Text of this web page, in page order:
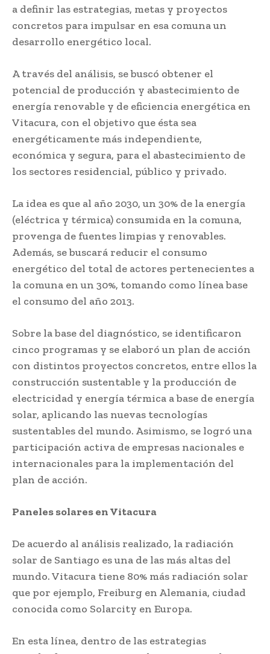
a definir las estrategias, metas y proyectos
concretos para impulsar en esa comuna un
desarrollo energético local.
A través del análisis, se buscó obtener el
potencial de producción y abastecimiento de
energía renovable y de eficiencia energética en
Vitacura, con el objetivo que ésta sea
energéticamente más independiente,
económica y segura, para el abastecimiento de
los sectores residencial, público y privado.
La idea es que al año 2030, un 30% de la energía
(eléctrica y térmica) consumida en la comuna,
provenga de fuentes limpias y renovables.
Además, se buscará reducir el consumo
energético del total de actores pertenecientes a
la comuna en un 30%, tomando como línea base
el consumo del año 2013.
Sobre la base del diagnóstico, se identificaron
cinco programas y se elaboró un plan de acción
con distintos proyectos concretos, entre ellos la
construcción sustentable y la producción de
electricidad y energía térmica a base de energía
solar, aplicando las nuevas tecnologías
sustentables del mundo. Asimismo, se logró una
participación activa de empresas nacionales e
internacionales para la implementación del
plan de acción.
Paneles solares en Vitacura
De acuerdo al análisis realizado, la radiación
solar de Santiago es una de las más altas del
mundo. Vitacura tiene 80% más radiación solar
que por ejemplo, Freiburg en Alemania, ciudad
conocida como Solarcity en Europa.
En esta línea, dentro de las estrategias